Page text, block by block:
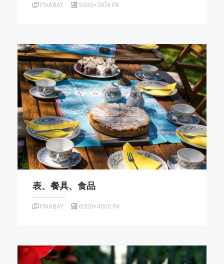
PIXABAY 5000×3474 PX
表、餐具、食品
PIXABAY 6000×4000 PX